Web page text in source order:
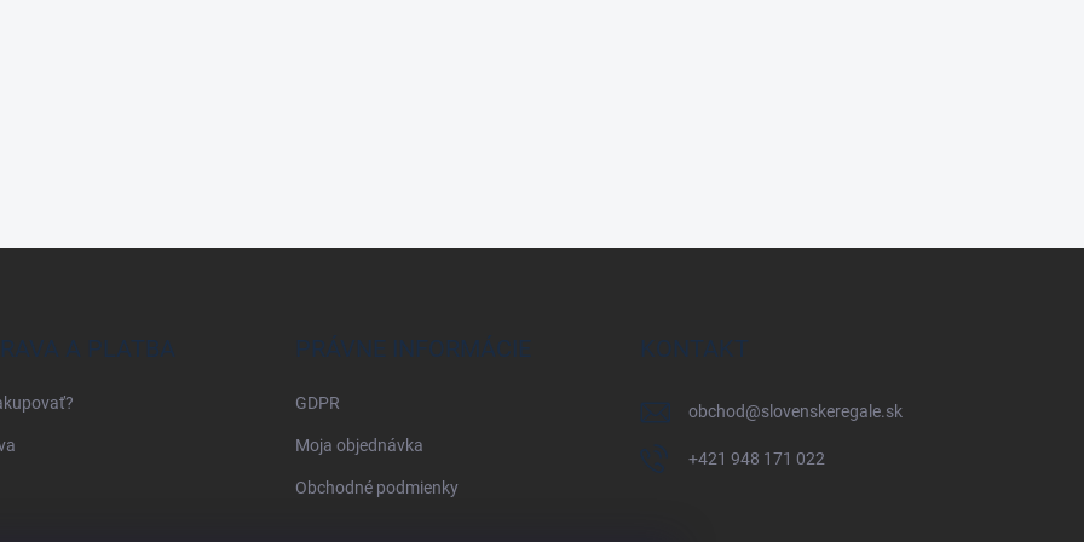
A PLATBA PRÁVNE INFORMÁCIE
GDPR
Moja objednávka
Obchodné podmienky
KONTAKT
obchod@slovenskeregale.sk
+421 948 171 022